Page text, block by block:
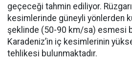
geçeceği tahmin ediliyor.
kesimlerinde güneyli yönlerden
şeklinde (50-90 km/sa) esmesi
Karadeniz’in iç kesimlerinin
tehlikesi bulunmaktadır.